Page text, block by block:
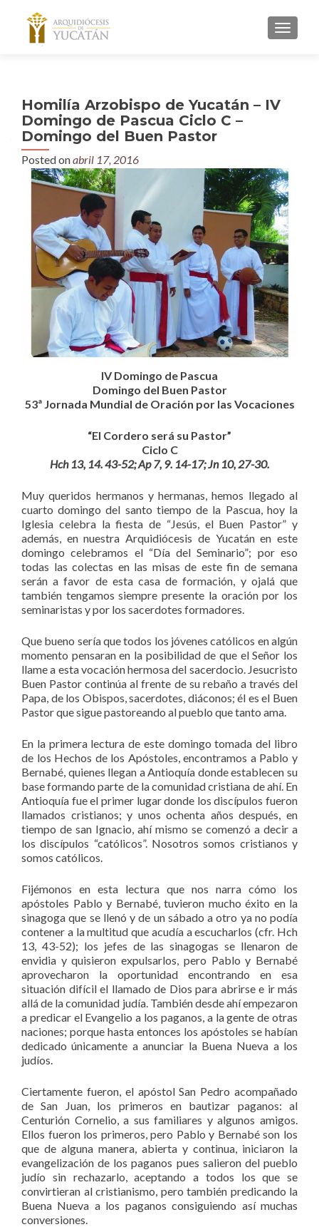
MENU
Homilía Arzobispo de Yucatán – IV
Domingo de Pascua Ciclo C –
Domingo del Buen Pastor
Posted onabril 17, 2016
IV Domingo de Pascua
Domingo del Buen Pastor
53ª Jornada Mundial de Oración por las Vocaciones
“El Cordero será su Pastor”
Ciclo C
Hch 13, 14. 43-52; Ap 7, 9. 14-17; Jn 10, 27-30.
Muy queridos hermanos y hermanas, hemos llegado al
cuarto domingo del santo tiempo de la Pascua, hoy la
Iglesia celebra la fiesta de “Jesús, el Buen Pastor” y
además, en nuestra Arquidiócesis de Yucatán en este
domingo celebramos el “Día del Seminario”; por eso
todas las colectas en las misas de este fin de semana
serán a favor de esta casa de formación, y ojalá que
también tengamos siempre presente la oración por los
seminaristas y por los sacerdotes formadores.
Que bueno sería que todos los jóvenes católicos en algún
momento pensaran en la posibilidad de que el Señor los
llame a esta vocación hermosa del sacerdocio. Jesucristo
Buen Pastor continúa al frente de su rebaño a través del
Papa, de los Obispos, sacerdotes, diáconos; él es el Buen
Pastor que sigue pastoreando al pueblo que tanto ama.
En la primera lectura de este domingo tomada del libro
de los Hechos de los Apóstoles, encontramos a Pablo y
Bernabé, quienes llegan a Antioquía donde establecen su
base formando parte de la comunidad cristiana de ahí. En
Antioquía fue el primer lugar donde los discípulos fueron
llamados cristianos; y unos ochenta años después, en
tiempo de san Ignacio, ahí mismo se comenzó a decir a
los discípulos “católicos”. Nosotros somos cristianos y
somos católicos.
Fijémonos en esta lectura que nos narra cómo los
apóstoles Pablo y Bernabé, tuvieron mucho éxito en la
sinagoga que se llenó y de un sábado a otro ya no podía
contener a la multitud que acudía a escucharlos (cfr. Hch
13, 43-52); los jefes de las sinagogas se llenaron de
envidia y quisieron expulsarlos, pero Pablo y Bernabé
aprovecharon la oportunidad encontrando en esa
situación difícil el llamado de Dios para abrirse e ir más
allá de la comunidad judía. También desde ahí empezaron
a predicar el Evangelio a los paganos, a la gente de otras
naciones; porque hasta entonces los apóstoles se habían
dedicado únicamente a anunciar la Buena Nueva a los
judíos.
Ciertamente fueron, el apóstol San Pedro acompañado
de San Juan, los primeros en bautizar paganos: al
Centurión Cornelio, a sus familiares y algunos amigos.
Ellos fueron los primeros, pero Pablo y Bernabé son los
que de alguna manera, abierta y continua, iniciaron la
evangelización de los paganos pues salieron del pueblo
judío sin rechazarlo, aceptando a todos los que se
convirtieran al cristianismo, pero también predicando la
Buena Nueva a los paganos consiguiendo así muchas
conversiones.